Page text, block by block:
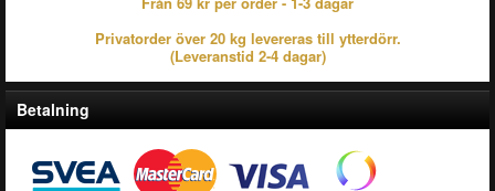
Privatorder över 20 kg levereras till ytterdörr.
(Leveranstid 2-4 dagar)
Betalning